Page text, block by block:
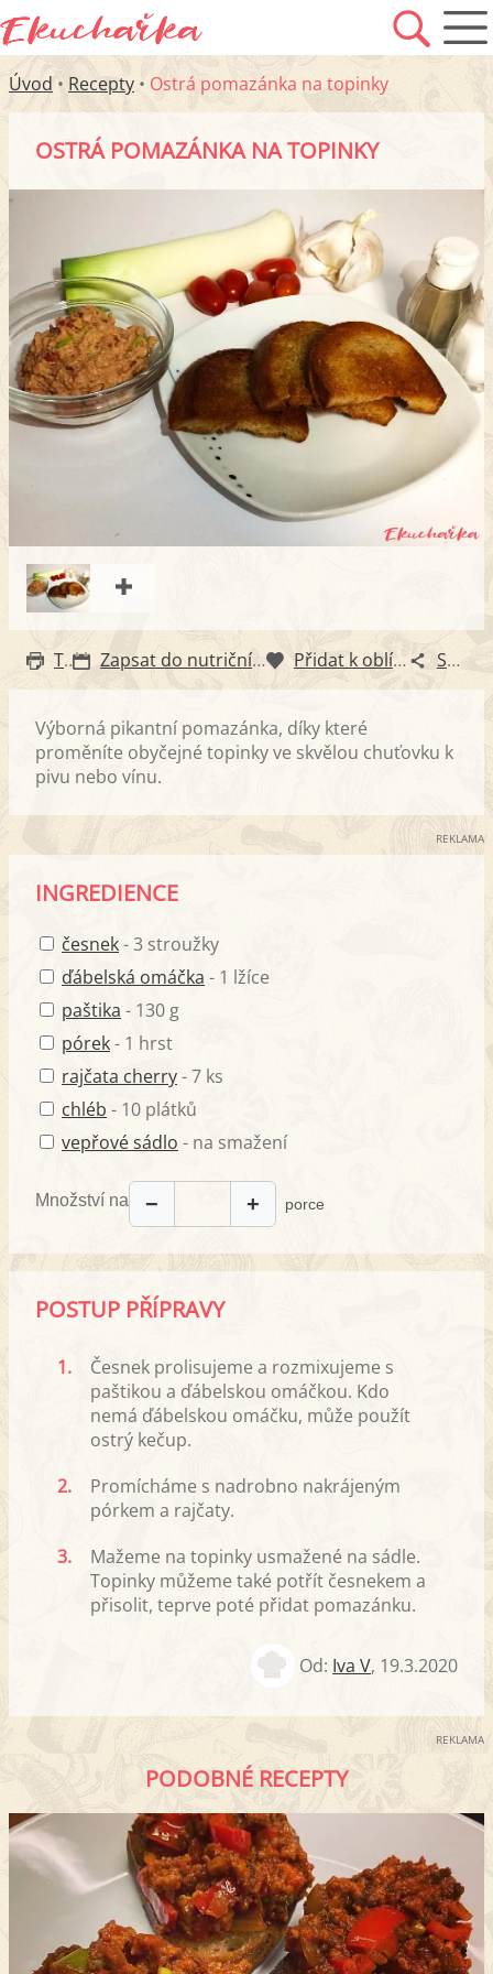
Úvod • Recepty • Ostrá pomazánka na topinky
OSTRÁ POMAZÁNKA NA TOPINKY
Tisk Zapsat do nutričního diáře Přidat k oblíbeným Sdílet
Výborná pikantní pomazánka, díky které
proměníte obyčejné topinky ve skvělou chuťovku k
pivu nebo vínu.
REKLAMA
INGREDIENCE
česnek- 3 stroužky
ďábelská omáčka - 1 lžíce
paštika - 130 g
pórek- 1 hrst
rajčata cherry- 7 ks
chléb - 10 plátků
vepřové sádlo - na smažení
Množství na − + porce
POSTUP PŘÍPRAVY
1.
Česnek prolisujeme a rozmixujeme s
paštikou a ďábelskou omáčkou. Kdo
nemá ďábelskou omáčku, může použít
ostrý kečup.
2.
Promícháme s nadrobno nakrájeným
pórkem a rajčaty.
3.
Mažeme na topinky usmažené na sádle.
Topinky můžeme také potřít česnekem a
přisolit, teprve poté přidat pomazánku.
Od: Iva V, 19.3.2020
REKLAMA
PODOBNÉ RECEPTY